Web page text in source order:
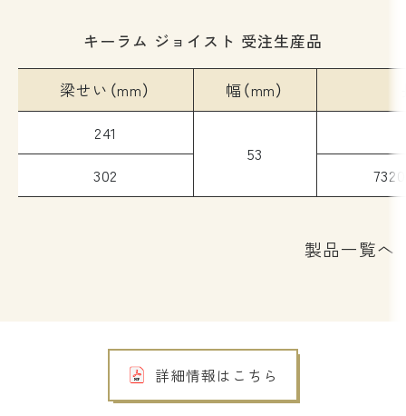
キーラム ジョイスト 受注生産品
梁せい（mm） 幅（mm）
241
53
302
製品一覧へ
詳細情報はこちら